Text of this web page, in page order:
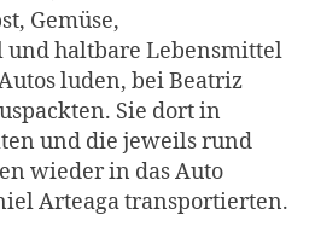
Gemüse,
haltbare Lebensmittel
luden, bei Beatriz
Sie dort in
und die jeweils rund
wieder in das Auto
Arteaga transportierten.